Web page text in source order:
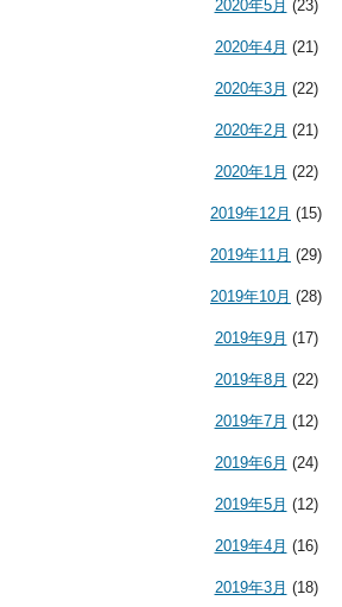
2020年5月 (23)
2020年4月 (21)
2020年3月 (22)
2020年2月 (21)
2020年1月 (22)
2019年12月 (15)
2019年11月 (29)
2019年10月 (28)
2019年9月 (17)
2019年8月 (22)
2019年7月 (12)
2019年6月 (24)
2019年5月 (12)
2019年4月 (16)
2019年3月 (18)